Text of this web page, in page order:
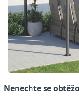
Nenechte se